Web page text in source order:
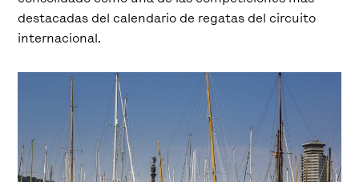
destacadas del calendario de regatas del circuito
internacional.